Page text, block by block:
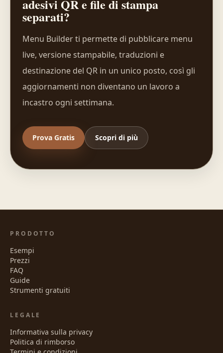
adesivi QR e file di stampa
separati?
Menu Builder ti permette di pubblicare menu
live, versione stampabile, traduzioni e
destinazione del QR in un unico posto, così gli
aggiornamenti non diventano un lavoro a
incastro ogni settimana.
Prova Gratis Scopri di più
PRODOTTO
Esempi
Prezzi
FAQ
Guide
Strumenti gratuiti
LEGALE
Informativa sulla privacy
Politica di rimborso